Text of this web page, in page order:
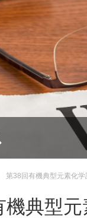
第38回有機典型元素化
機典型